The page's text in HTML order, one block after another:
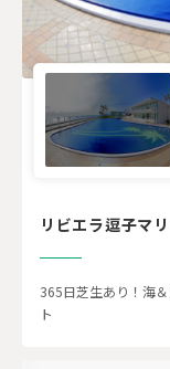
リビエラ逗子マ
365日芝生あり！海
ト